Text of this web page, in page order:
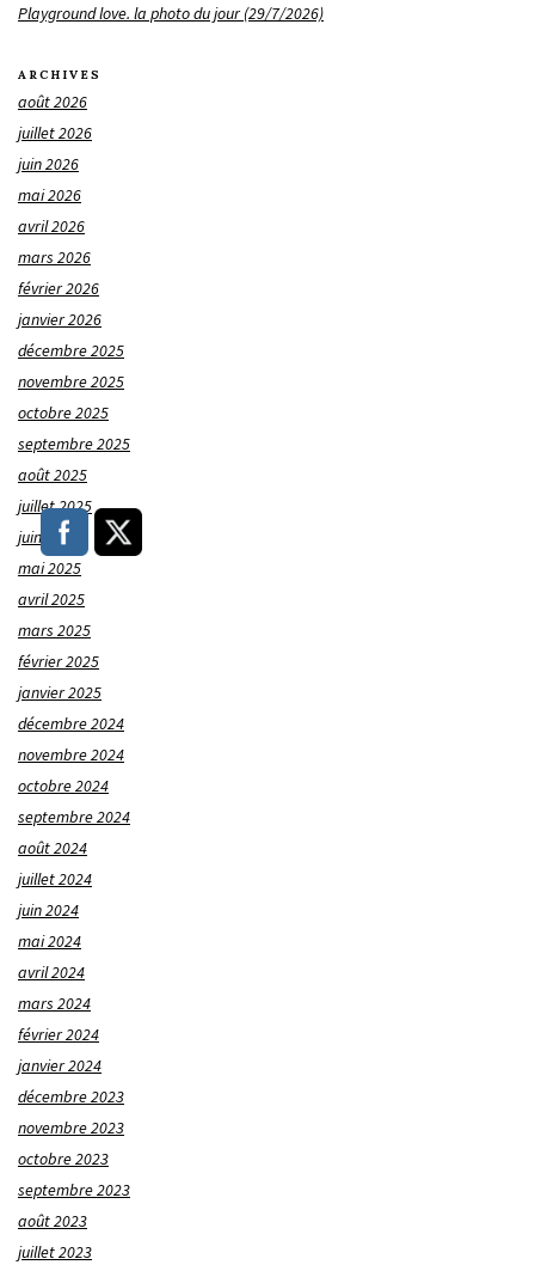
Playground love. la photo du jour (29/7/2026)
ARCHIVES
août 2026
juillet 2026
juin 2026
mai 2026
avril 2026
mars 2026
février 2026
janvier 2026
décembre 2025
novembre 2025
octobre 2025
septembre 2025
août 2025
juillet 2025
juin 2025
mai 2025
avril 2025
mars 2025
février 2025
janvier 2025
décembre 2024
novembre 2024
octobre 2024
septembre 2024
août 2024
juillet 2024
juin 2024
mai 2024
avril 2024
mars 2024
février 2024
janvier 2024
décembre 2023
novembre 2023
octobre 2023
septembre 2023
août 2023
juillet 2023